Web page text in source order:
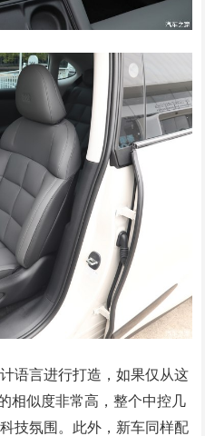
语言进行打造，如果仅从这
相似度非常高，整个中控几
技氛围。此外，新车同样配